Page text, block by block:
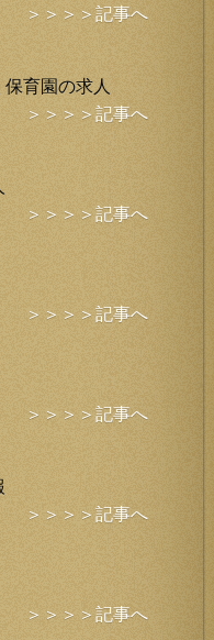
＞＞＞＞記事へ
育園の求人
＞＞＞＞記事へ
＞＞＞＞記事へ
＞＞＞＞記事へ
＞＞＞＞記事へ
＞＞＞＞記事へ
＞＞＞＞記事へ